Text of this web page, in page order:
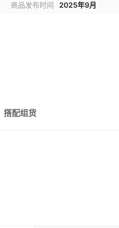
商品发布时间
2025年9月
搭配组货